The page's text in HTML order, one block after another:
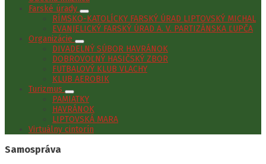
Farské úrady
RÍMSKO-KATOLÍCKY FARSKÝ ÚRAD LIPTOVSKÝ MICHAL
EVANJELICKÝ FARSKÝ ÚRAD A. V. PARTIZÁNSKA ĽUPČA
Organizácie
DIVADELNÝ SÚBOR HAVRÁNOK
DOBROVOĽNÝ HASIČSKÝ ZBOR
FUTBALOVÝ KLUB VLACHY
KLUB AEROBIK
Turizmus
PAMIATKY
HAVRÁNOK
LIPTOVSKÁ MARA
Virtuálny cintorín
Samospráva